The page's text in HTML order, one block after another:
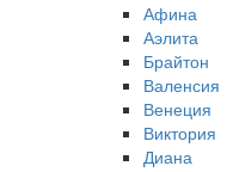
Афина
Аэлита
Брайтон
Валенсия
Венеция
Виктория
Диана